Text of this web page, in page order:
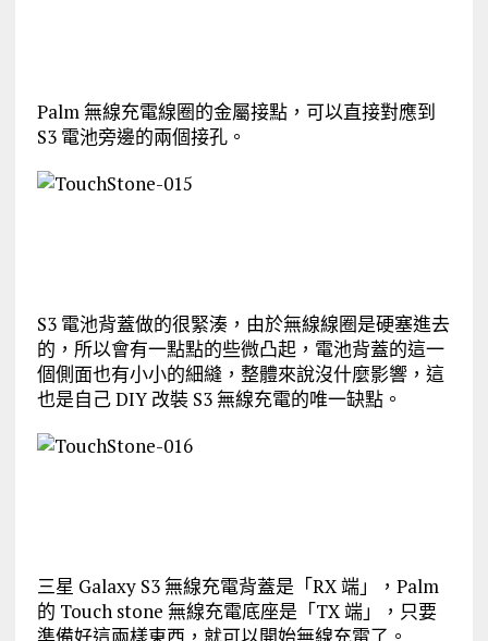
Palm 無線充電線圈的金屬接點，可以直接對應到
S3 電池旁邊的兩個接孔。
S3 電池背蓋做的很緊湊，由於無線線圈是硬塞進去
的，所以會有一點點的些微凸起，電池背蓋的這一
個側面也有小小的細縫，整體來說沒什麼影響，這
也是自己 DIY 改裝 S3 無線充電的唯一缺點。
三星 Galaxy S3 無線充電背蓋是「RX 端」，Palm
的 Touch stone 無線充電底座是「TX 端」，只要